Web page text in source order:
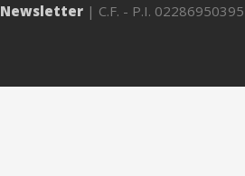
Newsletter| C.F. - P.I. 02286950395